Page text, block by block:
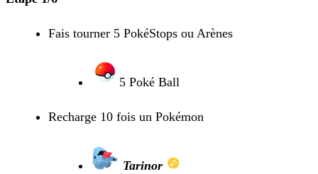
Fais tourner 5 PokéStops ou Arènes
5 Poké Ball
Recharge 10 fois un Pokémon
Tarinor